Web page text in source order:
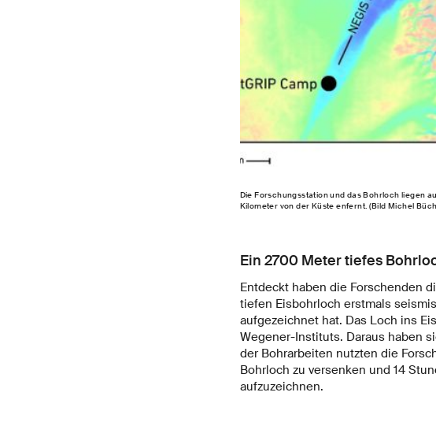
Die Forschungsstation und das Bohrloch liegen
Kilometer von der Küste enfernt. (Bild Michel
Ein 2700 Meter tiefes
Entdeckt haben die Forschenden
tiefen Eisbohrloch erstmals
aufgezeichnet hat. Das Loch ins
Wegener-Instituts. Daraus haben
der Bohrarbeiten nutzten die
Bohrloch zu versenken und 14
aufzuzeichnen.